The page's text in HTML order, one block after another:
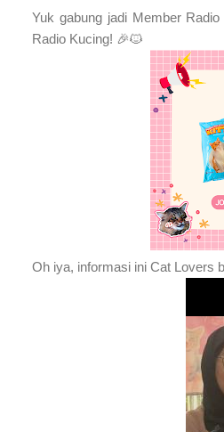
Yuk gabung jadi Member
Radio Kucing! 🎉🐱
Oh iya, informasi ini Cat Lovers